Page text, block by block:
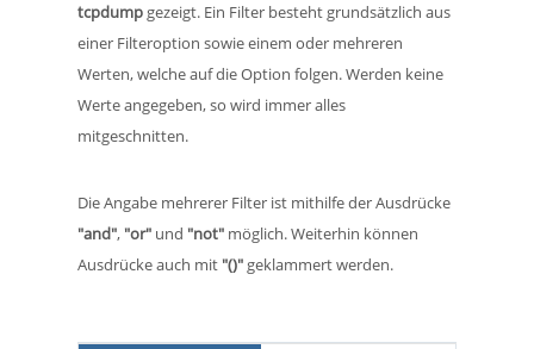
tcpdump gezeigt. Ein Filter besteht grundsätzlich aus
einer Filteroption sowie einem oder mehreren
Werten, welche auf die Option folgen. Werden keine
Werte angegeben, so wird immer alles
mitgeschnitten.
Die Angabe mehrerer Filter ist mithilfe der Ausdrücke
"and", "or" und "not" möglich. Weiterhin können
Ausdrücke auch mit "()" geklammert werden.